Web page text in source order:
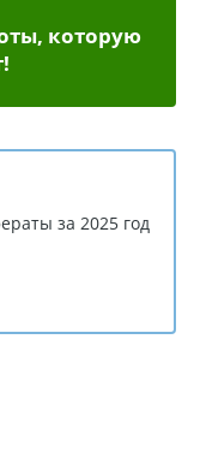
которую
за 2025 год